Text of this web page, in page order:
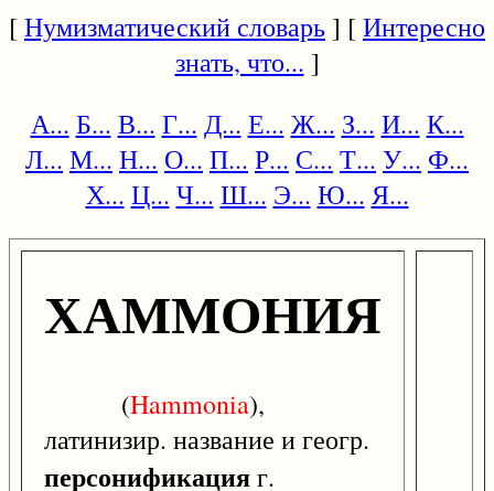
[Нумизматический словарь] [Интересно
знать, что... ]
А... Б... В... Г... Д... Е... Ж... З... И... К...
Л... М... Н... О... П... Р... С... Т... У... Ф...
Х... Ц... Ч... Ш... Э... Ю... Я...
ХАММОНИЯ
(Hammonia),
латинизир. название и геогр.
персонификацияг.